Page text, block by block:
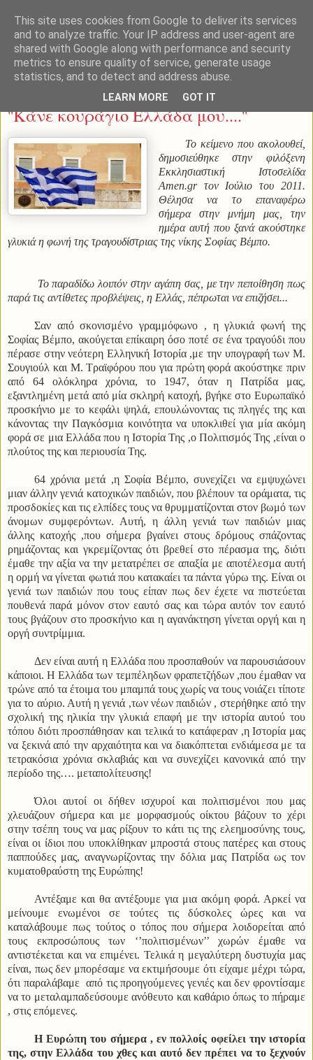
Τετάρτη 28 Οκτωβρίου 2015
''Κάνε κουράγιο Ελλάδα μου....''
Το κείμενο που ακολουθεί,
δημοσιεύθηκε στην φιλόξενη
Εκκλησιαστική Ιστοσελίδα
Amen.gr τον Ιούλιο του 2011.
Θέλησα να το επαναφέρω
σήμερα στην μνήμη μας, την
ημέρα αυτή που ξανά ακούστηκε
γλυκιά η φωνή της τραγουδίστριας της νίκης Σοφίας Βέμπο.
Το παραδίδω λοιπόν στην αγάπη σας, με την πεποίθηση πως
παρά τις αντίθετες προβλέψεις, η Ελλάς, πέπρωται να επιζήσει...
Σαν από σκονισμένο γραμμόφωνο , η γλυκιά φωνή της
Σοφίας Βέμπο, ακούγεται επίκαιρη όσο ποτέ σε ένα τραγούδι που
πέρασε στην νεότερη Ελληνική Ιστορία ,με την υπογραφή των Μ.
Σουγιούλ και Μ. Τραϊφόρου που για πρώτη φορά ακούστηκε πριν
από 64 ολόκληρα χρόνια, το 1947, όταν η Πατρίδα μας,
εξαντλημένη μετά από μία σκληρή κατοχή, βγήκε στο Ευρωπαϊκό
προσκήνιο με το κεφάλι ψηλά, επουλώνοντας τις πληγές της και
κάνοντας την Παγκόσμια κοινότητα να υποκλιθεί για μία ακόμη
φορά σε μια Ελλάδα που η Ιστορία Της ,ο Πολιτισμός Της ,είναι ο
πλούτος της και περιουσία Της.
64 χρόνια μετά ,η Σοφία Βέμπο, συνεχίζει να εμψυχώνει
μιαν άλλην γενιά κατοχικών παιδιών, που βλέπουν τα οράματα, τις
προσδοκίες και τις ελπίδες τους να θρυμματίζονται στον βωμό των
άνομων συμφερόντων. Αυτή, η άλλη γενιά των παιδιών μιας
άλλης κατοχής ,που σήμερα βγαίνει στους δρόμους σπάζοντας
ρημάζοντας και γκρεμίζοντας ότι βρεθεί στο πέρασμα της, διότι
έμαθε την αξία να την μετατρέπει σε απαξία με αποτέλεσμα αυτή
η ορμή να γίνεται φωτιά που κατακαίει τα πάντα γύρω της. Είναι οι
γενιά των παιδιών που τους είπαν πως δεν έχετε να πιστεύεται
πουθενά παρά μόνον στον εαυτό σας και τώρα αυτόν τον εαυτό
τους βγάζουν στο προσκήνιο και η αγανάκτηση γίνεται οργή και η
οργή συντρίμμια.
Δεν είναι αυτή η Ελλάδα που προσπαθούν να παρουσιάσουν
κάποιοι. Η Ελλάδα των τεμπέληδων φραπετζήδων ,που έμαθαν να
τρώνε από τα έτοιμα του μπαμπά τους χωρίς να τους νοιάζει τίποτε
για το αύριο. Αυτή η γενιά ,των νέων παιδιών , στερήθηκε από την
σχολική της ηλικία την γλυκιά επαφή με την ιστορία αυτού του
τόπου διότι προσπάθησαν και τελικά το κατάφεραν ,η Ιστορία μας
να ξεκινά από την αρχαιότητα και να διακόπτεται ενδιάμεσα με τα
τετρακόσια χρόνια σκλαβιάς και να συνεχίζει κανονικά από την
περίοδο της…. μεταπολίτευσης!
Όλοι αυτοί οι δήθεν ισχυροί και πολιτισμένοι που μας
χλευάζουν σήμερα και με μορφασμούς οίκτου βάζουν το χέρι
στην τσέπη τους να μας ρίξουν το κάτι τις της ελεημοσύνης τους,
είναι οι ίδιοι που υποκλίθηκαν μπροστά στους πατέρες και στους
παππούδες μας, αναγνωρίζοντας την δόλια μας Πατρίδα ως τον
κυματοθραύστη της Ευρώπης!
Αντέξαμε και θα αντέξουμε για μια ακόμη φορά. Αρκεί να
μείνουμε ενωμένοι σε τούτες τις δύσκολες ώρες και να
καταλάβουμε πως τούτος ο τόπος που σήμερα λοιδορείται από
τους εκπροσώπους των ‘’πολιτισμένων’’ χωρών έμαθε να
αντιστέκεται και να επιμένει. Τελικά η μεγαλύτερη δυστυχία μας
είναι, πως δεν μπορέσαμε να εκτιμήσουμε ότι είχαμε μέχρι τώρα,
ότι παραλάβαμε από τις προηγούμενες γενιές και δεν φροντίσαμε
να το μεταλαμπαδεύσουμε ανόθευτο και καθάριο όπως το πήραμε
, στις επόμενες.
Η Ευρώπη του σήμερα , εν πολλοίς οφείλει την ιστορία
της, στην Ελλάδα του χθες και αυτό δεν πρέπει να το ξεχνούν
This site uses cookies from Google to deliver its services
and to analyze traffic. Your IP address and user-agent are
shared with Google along with performance and security
metrics to ensure quality of service, generate usage
statistics, and to detect and address abuse.
LEARN MORE GOT IT